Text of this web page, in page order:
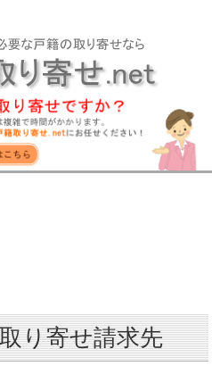
り寄せ請求先